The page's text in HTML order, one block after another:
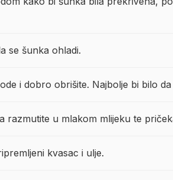
se šunka ohladi.
i dobro obrišite. Najbolje bi bilo
razmutite u mlakom mlijeku te
kvasac i ulje.